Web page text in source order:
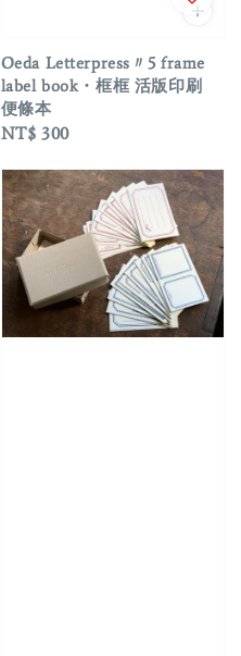
Oeda Letterpress〃5 frame
label book・框框 活版印刷
便條本
Regular
NT$ 300